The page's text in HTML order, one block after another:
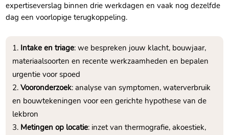
expertiseverslag binnen drie werkdagen en vaak nog dezelfde
dag een voorlopige terugkoppeling.​
Intake en triage: we bespreken jouw klacht, bouwjaar,
materiaalsoorten en recente werkzaamheden en bepalen
urgentie voor spoed
Vooronderzoek: analyse van symptomen, waterverbruik
en bouwtekeningen voor een gerichte hypothese van de
lekbron
Metingen op locatie: inzet van thermografie, akoestiek,